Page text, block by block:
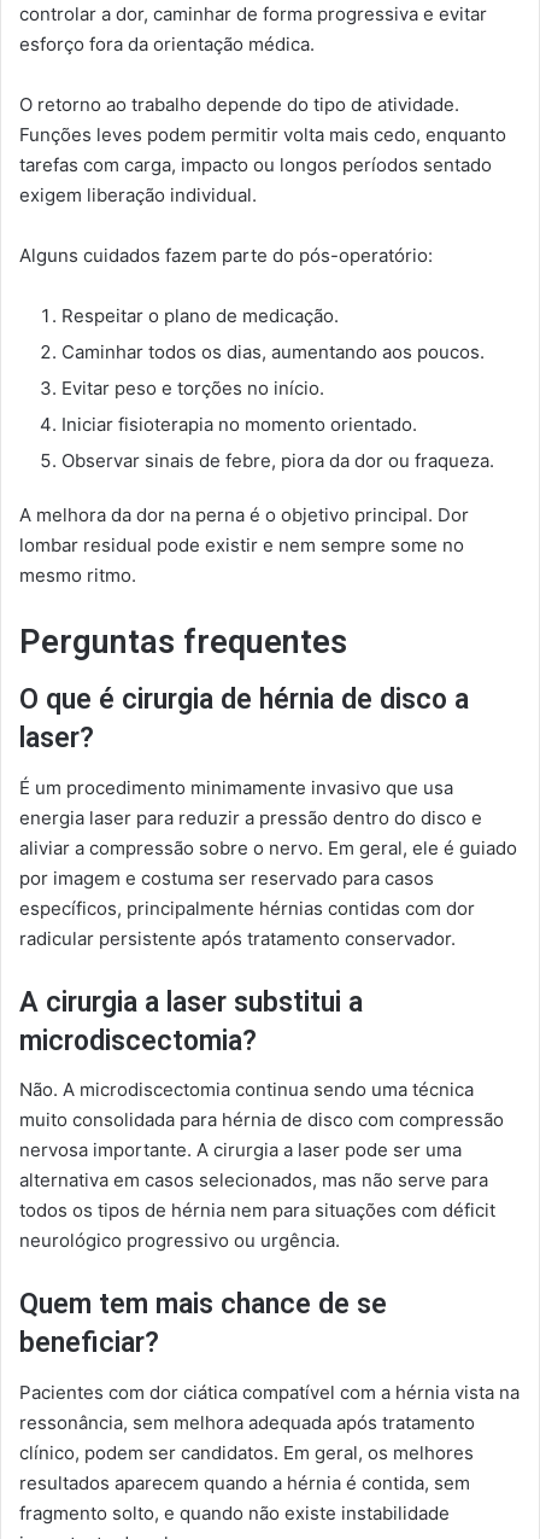
controlar a dor, caminhar de forma progressiva e evitar
esforço fora da orientação médica.
O retorno ao trabalho depende do tipo de atividade.
Funções leves podem permitir volta mais cedo, enquanto
tarefas com carga, impacto ou longos períodos sentado
exigem liberação individual.
Alguns cuidados fazem parte do pós-operatório:
Respeitar o plano de medicação.
Caminhar todos os dias, aumentando aos poucos.
Evitar peso e torções no início.
Iniciar fisioterapia no momento orientado.
Observar sinais de febre, piora da dor ou fraqueza.
A melhora da dor na perna é o objetivo principal. Dor
lombar residual pode existir e nem sempre some no
mesmo ritmo.
Perguntas frequentes
O que é cirurgia de hérnia de disco a
laser?
É um procedimento minimamente invasivo que usa
energia laser para reduzir a pressão dentro do disco e
aliviar a compressão sobre o nervo. Em geral, ele é guiado
por imagem e costuma ser reservado para casos
específicos, principalmente hérnias contidas com dor
radicular persistente após tratamento conservador.
A cirurgia a laser substitui a
microdiscectomia?
Não. A microdiscectomia continua sendo uma técnica
muito consolidada para hérnia de disco com compressão
nervosa importante. A cirurgia a laser pode ser uma
alternativa em casos selecionados, mas não serve para
todos os tipos de hérnia nem para situações com déficit
neurológico progressivo ou urgência.
Quem tem mais chance de se
beneficiar?
Pacientes com dor ciática compatível com a hérnia vista na
ressonância, sem melhora adequada após tratamento
clínico, podem ser candidatos. Em geral, os melhores
resultados aparecem quando a hérnia é contida, sem
fragmento solto, e quando não existe instabilidade